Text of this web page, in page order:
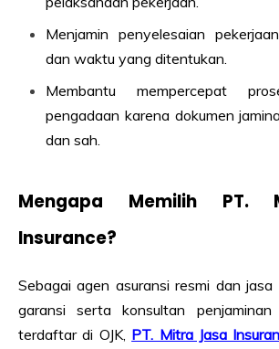
Menjamin penyelesaian
dan waktu yang ditentukan.
Membantu mempercepat
pengadaan karena dokumen
dan sah.
Mengapa Memilih PT.
Insurance?
Sebagai agen asuransi resmi dan
garansi serta konsultan
terdaftar di OJK, PT. Mitra Jasa